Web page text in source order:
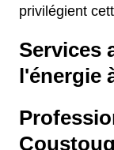
privilégient
Services
l'énergie